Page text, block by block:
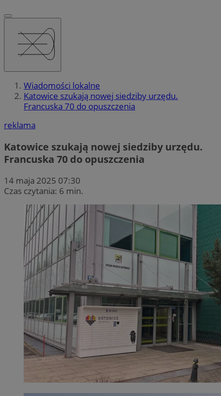
Wiadomości lokalne
Katowice szukają nowej siedziby urzędu.
Francuska 70 do opuszczenia
reklama
Katowice szukają nowej siedziby urzędu.
Francuska 70 do opuszczenia
14 maja 2025 07:30
Czas czytania: 6 min.